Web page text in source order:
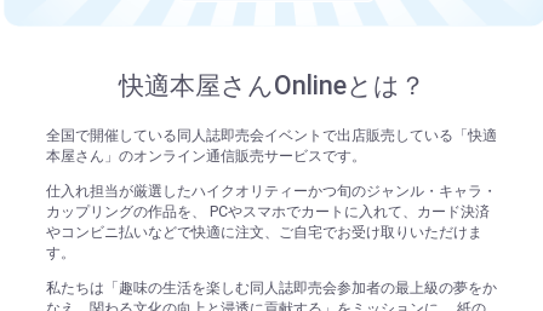
快適本屋さんOnlineとは？
全国で開催している同人誌即売会イベントで出店販売している「快適
本屋さん」のオンライン通信販売サービスです。
仕入れ担当が厳選したハイクオリティーかつ旬のジャンル・キャラ・
カップリングの作品を、 PCやスマホでカートに入れて、カード決済
やコンビニ払いなどで快適に注文、ご自宅でお受け取りいただけま
す。
私たちは「趣味の生活を楽しむ同人誌即売会参加者の最上級の夢をか